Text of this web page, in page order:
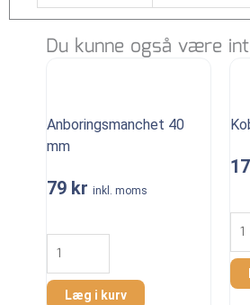
Du kunne også være
Anboringsmanchet 40
mm
79 kr inkl. moms
Anboringsmanchet
40
mm
antalLæg i kurv
lige
40
mm